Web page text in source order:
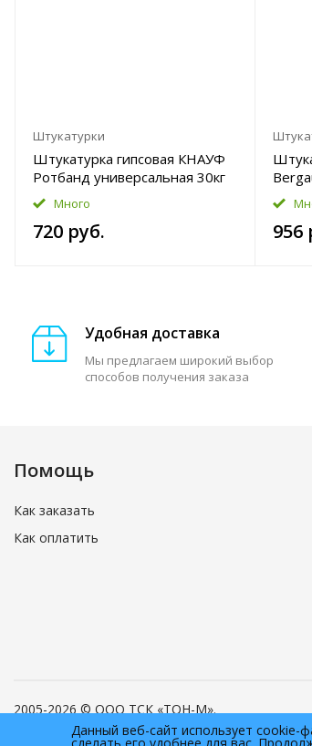
Штукатурки
Штукатурка гипсовая КНАУФ
Ротбанд универсальная 30кг
Много
720 руб. 956
Удобная доставка
Мы предлагаем широкий выбор
способов получения заказа
Помощь
Как заказать
Как оплатить
2005-2026 © ООО ТСК «ТОН-М».
Все права защищены.
Данный веб-сайт использует cookie-